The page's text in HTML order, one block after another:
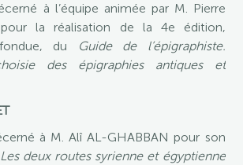
à l’équipe animée par M. Pierre
pour la réalisation de la 4e édition,
du
Guide de l’épigraphiste.
des épigraphies antiques et
à M. Alî AL-GHABBAN pour son
Les deux routes syrienne et égyptienne